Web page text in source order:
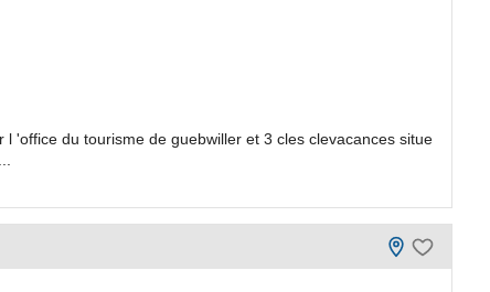
'office du tourisme de guebwiller et 3 cles clevacances situe